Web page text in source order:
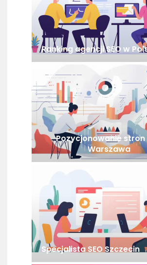
Ranking agencji SEO w
Pozycjonowanie stron
Warszawa
Specjalista SEO Szczecin